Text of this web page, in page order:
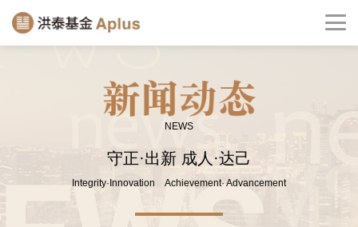
NEWS
守正·出新 成人·达己
Integrity·Innovation Achievement· Advancement